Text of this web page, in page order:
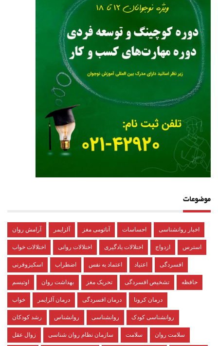
موضوعات
آرامش روان آلزایمر آناتومی مغز احساسات اخبار روانشناسی
اختلالات خواب اختلالات روانی اختلالات یادگیری ازدواج استرس
اسکیزوفرنی اضطراب اعتماد به نفس اعتیاد افسردگی
اوتیسم بهداشت روان تحریک مغز تشخیص افسردگی حافظه
خواب درمان آلزایمر درمان افسردگی درمان کرونا
رشد کودکان روانشناس روانشناسی روانشناسی کودک
زوال عقل سازمان نظام روان شناسی سلامت سلامت روان